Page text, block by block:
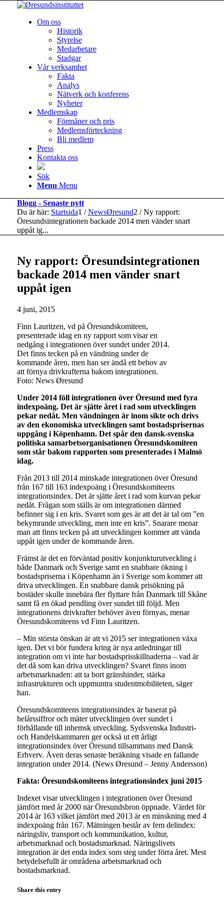
Om oss
Historik
Styrelse
Medarbetare
Stadgar
Vår verksamhet
Fakta
Analys
Nätverk och konferens
Nyheter
Medlemskap
Förmåner och pris
Medlemsförteckning
Bli medlem
Press
Kontakta oss
Sök
Menu Menu
Blogg - Senaste nytt
Du är här: Startsida1 / NewsØresund2 / Ny rapport:
Öresundsintegrationen backade 2014 men vänder snart
uppåt ig...
Ny rapport: Öresundsintegrationen
backade 2014 men vänder snart
uppåt igen
4 juni, 2015
Finn Lauritzen, vd på Öresundskomiteen,
presenterade idag en ny rapport som visar en
nedgång i integrationen över sundet under 2014.
Det finns tecken på en vändning under de
kommande åren, men han ser ändå ett behov av
att förnya drivkrafterna bakom integrationen.
Foto: News Øresund
Under 2014 föll integrationen över Öresund med fyra
indexpoäng. Det är sjätte året i rad som utvecklingen
pekar nedåt. Men vändningen är inom sikte och drivs
av den ekonomiska utvecklingen samt bostadsprisernas
uppgång i Köpenhamn. Det spår den dansk-svenska
politiska samarbetsorganisationen Öresundskomiteen
som står bakom rapporten som presenterades i Malmö
idag.
Från 2013 till 2014 minskade integrationen över Öresund
från 167 till 163 indexpoäng i Öresundskomiteens
integrationsindex. Det är sjätte året i rad som kurvan pekar
nedåt. Frågan som ställs är om integrationen därmed
befinner sig i en kris. Svaret som ges är att det är tal om ”en
bekymrande utveckling, men inte en kris”. Snarare menar
man att finns tecken på att utvecklingen kommer att vända
uppåt igen under de kommande åren.
Främst är det en förväntad positiv konjunkturutveckling i
både Danmark och Sverige samt en snabbare ökning i
bostadspriserna i Köpenhamn än i Sverige som kommer att
driva utvecklingen. En snabbare dansk prisökning på
bostäder skulle innebära fler flyttare från Danmark till Skåne
samt få en ökad pendling över sundet till följd. Men
integrationens drivkrafter behöver även förnyas, menar
Öresundskomiteens vd Finn Lauritzen.
– Min största önskan är att vi 2015 ser integrationen växa
igen. Det vi bör fundera kring är nya anledningar till
integration om vi inte har bostadsprisskillnaderna – vad är
det då som kan driva utvecklingen? Svaret finns inom
arbetsmarknaden: att ta bort gränshinder, stärka
infrastrukturen och uppmuntra studentmobiliteten, säger
han.
Öresundskomiteens integrationsindex är baserat på
helårssiffror och mäter utvecklingen över sundet i
förhållande till inhemsk utveckling. Sydsvenska Industri-
och Handelskammaren ger också ut ett årligt
integrationsindex över Öresund tillsammans med Dansk
Erhverv. Även deras senaste beräkning visade en fallande
integration under 2014. (News Øresund – Jenny Andersson)
Fakta: Öresundskomiteens integrationsindex juni 2015
Indexet visar utvecklingen i integrationen över Öresund
jämfört med år 2000 när Öresundsbron öppnade. Värdet för
2014 är 163 vilket jämfört med 2013 är en minskning med 4
indexpoäng från 167. Mätningen består av fem delindex:
näringsliv, transport och kommunikation, kultur,
arbetsmarknad och bostadsmarknad. Näringslivets
integration är det enda index som steg under förra året. Mest
betydelsefullt är områdena arbetsmarknad och
bostadsmarknad.
Share this entry